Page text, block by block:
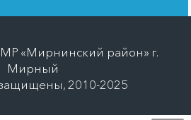
«Мирнинский район» г.
Мирный
2010-2025